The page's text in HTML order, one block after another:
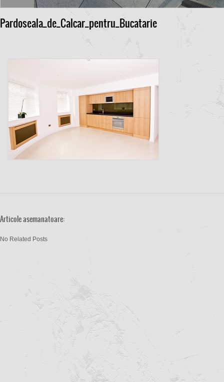
Pardoseala_de_Calcar_pentru_Bucatarie
Articole asemanatoare:
No Related Posts